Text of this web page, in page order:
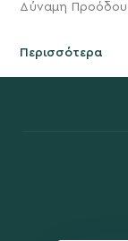
Δύναμη Προόδου
Περισσότερα